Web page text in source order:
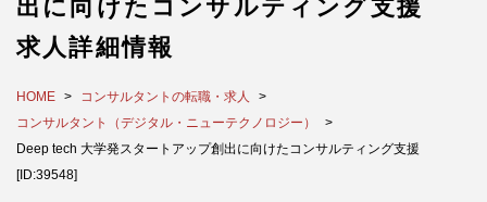
出に向けたコンサルティング支援
求人詳細情報
HOME
コンサルタントの転職・求人
コンサルタント（デジタル・ニューテクノロジー）
Deep tech 大学発スタートアップ創出に向けたコンサルティング支援
[ID:39548]